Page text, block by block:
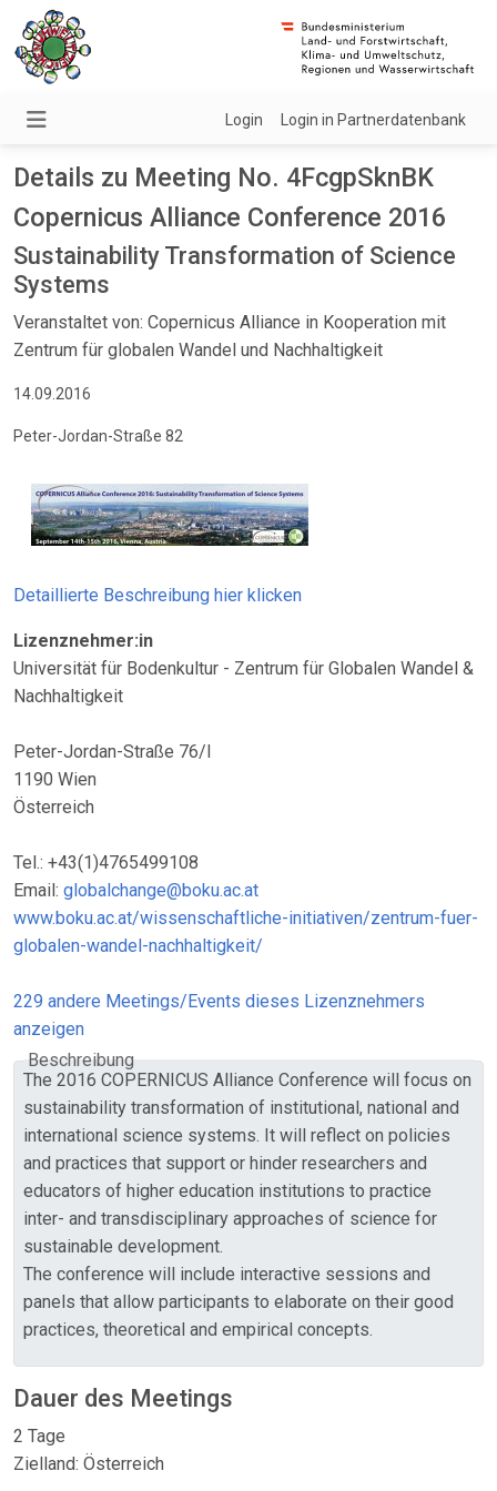
Login Login in Partnerdatenbank
Details zu Meeting No. 4FcgpSknBK
Copernicus Alliance Conference 2016
Sustainability Transformation of Science
Systems
Veranstaltet von: Copernicus Alliance in Kooperation mit
Zentrum für globalen Wandel und Nachhaltigkeit
14.09.2016
Peter-Jordan-Straße 82
Detaillierte Beschreibung hier klicken
Lizenznehmer:in
Universität für Bodenkultur - Zentrum für Globalen Wandel &
Nachhaltigkeit
Peter-Jordan-Straße 76/I
1190 Wien
Österreich
Tel.: +43(1)4765499108
Email: globalchange@boku.ac.at
www.boku.ac.at/wissenschaftliche-initiativen/zentrum-fuer-
globalen-wandel-nachhaltigkeit/
229 andere Meetings/Events dieses Lizenznehmers
anzeigen
Beschreibung
The 2016 COPERNICUS Alliance Conference will focus on
sustainability transformation of institutional, national and
international science systems. It will reflect on policies
and practices that support or hinder researchers and
educators of higher education institutions to practice
inter- and transdisciplinary approaches of science for
sustainable development.
The conference will include interactive sessions and
panels that allow participants to elaborate on their good
practices, theoretical and empirical concepts.
Dauer des Meetings
2 Tage
Zielland: Österreich